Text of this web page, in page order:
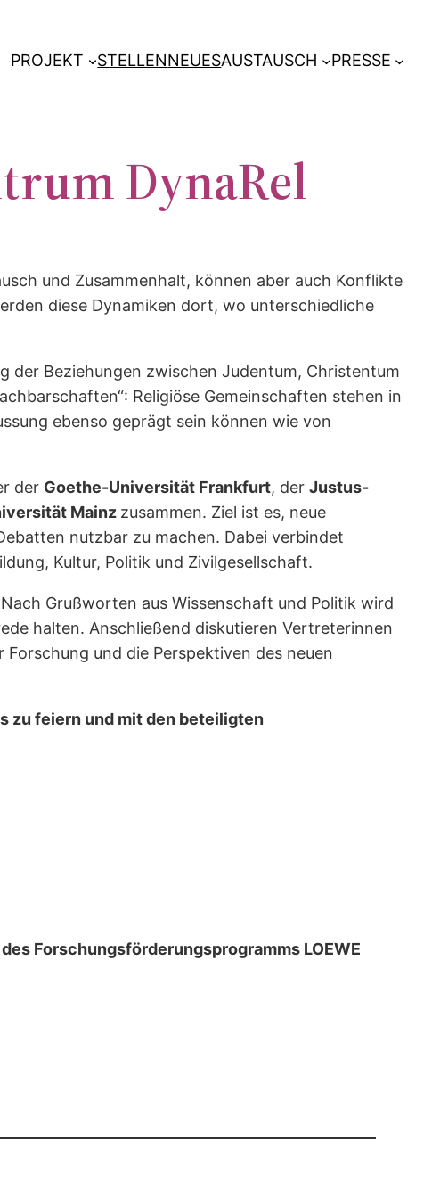
PROJEKT STELLENNEUESAUSTAUSCH PRESSE
DynaRel
und Zusammenhalt, können aber auch Konflikte
diese Dynamiken dort, wo unterschiedliche
der Beziehungen zwischen Judentum, Christentum
Religiöse Gemeinschaften stehen in
ebenso geprägt sein können wie von
der Goethe-Universität Frankfurt, der Justus-
Mainz zusammen. Ziel ist es, neue
nutzbar zu machen. Dabei verbindet
Kultur, Politik und Zivilgesellschaft.
Grußworten aus Wissenschaft und Politik wird
halten. Anschließend diskutieren Vertreterinnen
und die Perspektiven des neuen
zu feiern und mit den beteiligten
Forschungsförderungsprogramms LOEWE